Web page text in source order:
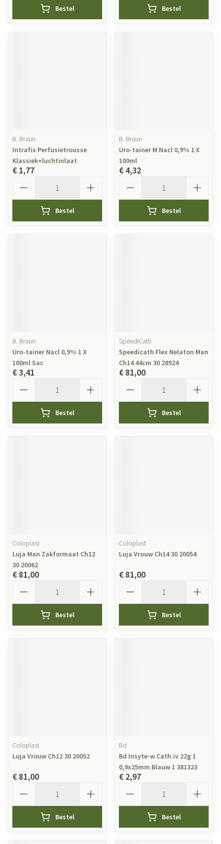
Bestel Bestel
B. Braun
Intrafix Perfusietrousse
Klassiek+luchtinlaat
€ 1,77
Bestel
B. Braun
Uro-tainer M Nacl 0,9% 1 X
100ml
€ 4,32
Bestel
B. Braun
Uro-tainer Nacl 0,9% 1 X
100ml Sac
€ 3,41
Bestel
SpeediCath
Speedicath Flex Nelaton Man
Ch14 44cm 30 28924
€ 81,00
Bestel
Coloplast
Luja Man Zakformaat Ch12
30 20062
€ 81,00
Bestel
Coloplast
Luja Vrouw Ch14 30 20054
€ 81,00
Bestel
Coloplast
Luja Vrouw Ch12 30 20052
€ 81,00
Bestel
Bd
Bd Insyte-w Cath.iv 22g 1
0,9x25mm Blauw 1 381323
€ 2,97
Bestel